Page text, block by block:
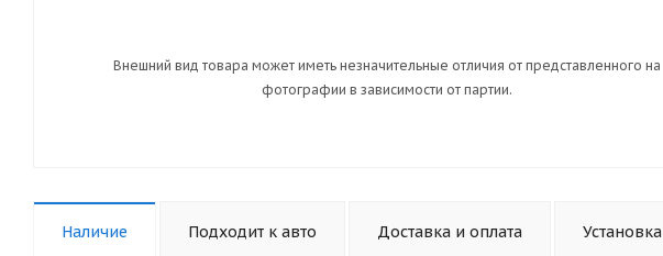
Внешний вид товара может иметь незначительные отличия от представленного на
фотографии в зависимости от партии.
Наличие Подходит к авто Доставка и оплата Установка